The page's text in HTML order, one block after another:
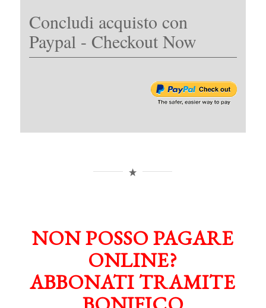
Concludi acquisto con
Paypal - Checkout Now
NON POSSO PAGARE
ONLINE?
ABBONATI TRAMITE